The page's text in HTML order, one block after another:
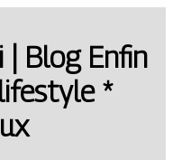
| Blog Enfin
*